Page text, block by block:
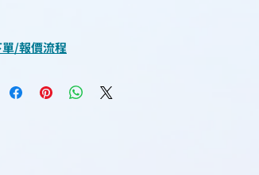
/報價流程
查詢或報價”